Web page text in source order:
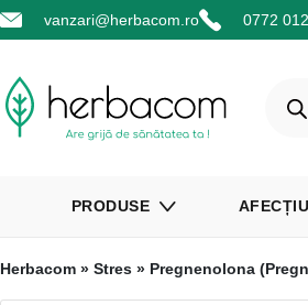
vanzari@herbacom.ro 0772
PRODUSE
Herbacom » Stres » Pregnenolona